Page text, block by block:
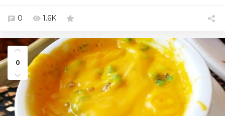
0 1.6K
0